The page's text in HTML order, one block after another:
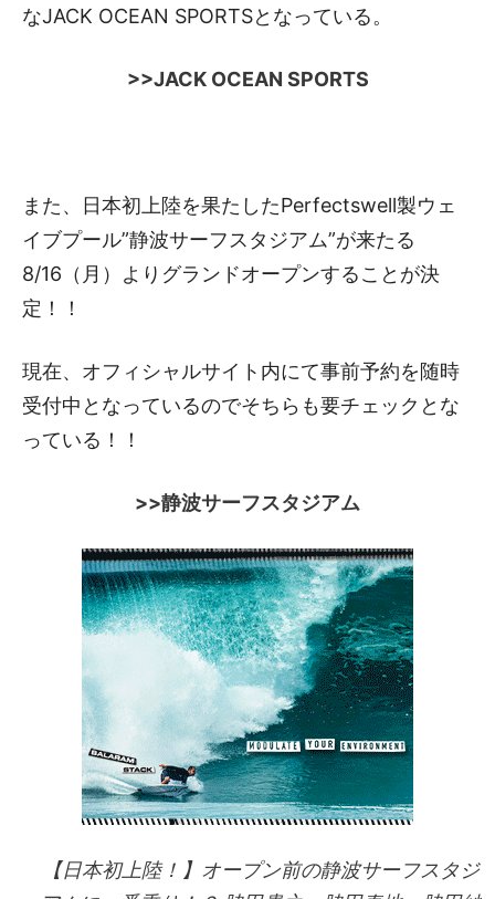
なJACK OCEAN SPORTSとなっている。
>>JACK OCEAN SPORTS
また、日本初上陸を果たしたPerfectswell製ウェ
イブプール”静波サーフスタジアム”が来たる
8/16（月）よりグランドオープンすることが決
定！！
現在、オフィシャルサイト内にて事前予約を随時
受付中となっているのでそちらも要チェックとな
っている！！
>>静波サーフスタジアム
【日本初上陸！】オープン前の静波サーフスタジ